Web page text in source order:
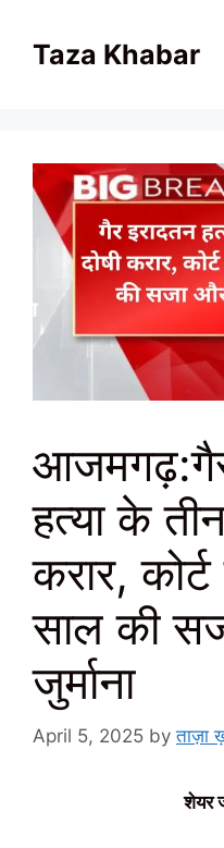
contentTaza Khabar
हत्या के
करार,
साल की
जुर्माना
April 5, 2025 byताज़ा
शेयर